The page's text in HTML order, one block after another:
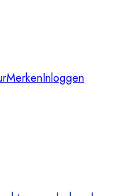
MerkenInloggen